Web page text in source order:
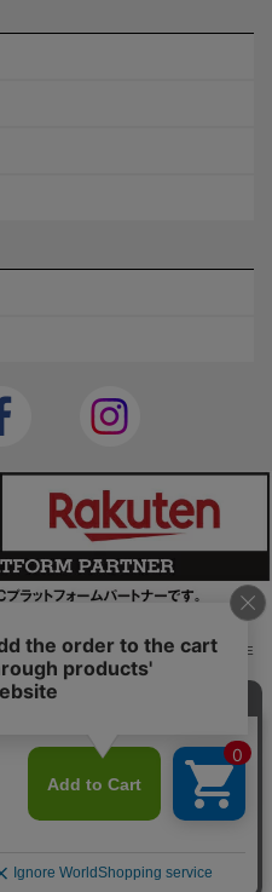
無断での複製・転載を禁止します。
Rakuten Group, Inc. ALL RIGHTS RE